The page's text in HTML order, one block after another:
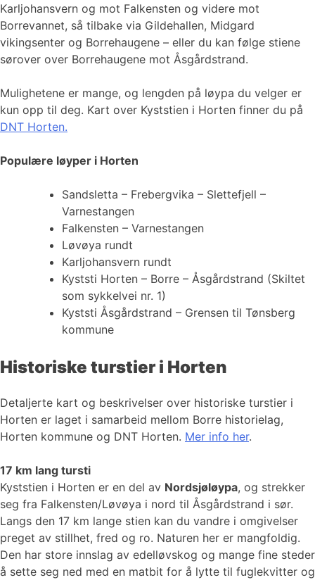
Karljohansvern og mot Falkensten og videre mot
Borrevannet, så tilbake via Gildehallen, Midgard
vikingsenter og Borrehaugene – eller du kan følge stiene
sørover over Borrehaugene mot Åsgårdstrand.
Mulighetene er mange, og lengden på løypa du velger er
kun opp til deg. Kart over Kyststien i Horten finner du på
DNT Horten.
Populære løyper i Horten
Sandsletta – Frebergvika – Slettefjell –
Varnestangen
Falkensten – Varnestangen
Løvøya rundt
Karljohansvern rundt
Kyststi Horten – Borre – Åsgårdstrand (Skiltet
som sykkelvei nr. 1)
Kyststi Åsgårdstrand – Grensen til Tønsberg
kommune
Historiske turstier i Horten
Detaljerte kart og beskrivelser over historiske turstier i
Horten er laget i samarbeid mellom Borre historielag,
Horten kommune og DNT Horten. Mer info her.
17 km lang tursti
Kyststien i Horten er en del av Nordsjøløypa, og strekker
seg fra Falkensten/Løvøya i nord til Åsgårdstrand i sør.
Langs den 17 km lange stien kan du vandre i omgivelser
preget av stillhet, fred og ro. Naturen her er mangfoldig.
Den har store innslag av edelløvskog og mange fine steder
å sette seg ned med en matbit for å lytte til fuglekvitter og